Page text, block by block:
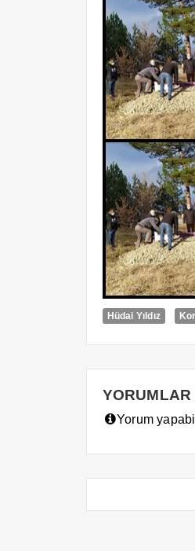
Hüdai Yıldız
YORUMLAR
Yorum